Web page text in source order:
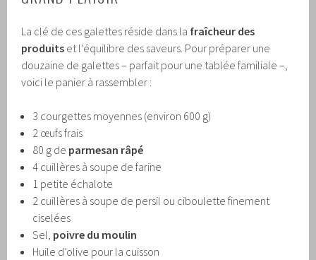
La clé de ces galettes réside dans la fraîcheur des
produits et l’équilibre des saveurs. Pour préparer une
douzaine de galettes – parfait pour une tablée familiale –,
voici le panier à rassembler :
3 courgettes moyennes (environ 600 g)
2 œufs frais
80 g de parmesan râpé
4 cuillères à soupe de farine
1 petite échalote
2 cuillères à soupe de persil ou ciboulette finement
ciselées
Sel, poivre du moulin
Huile d’olive pour la cuisson